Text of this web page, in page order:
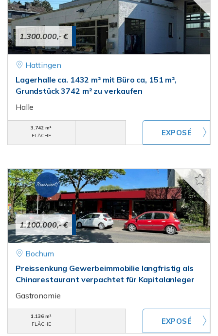
1.300.000,- €
Hattingen
Lagerhalle ca. 1432 m² mit Büro ca, 151 m²,
Grundstück 3742 m² zu verkaufen
Halle
3.742 m²
FLÄCHE
1.100.000,- €
Bochum
Preissenkung Gewerbeimmobilie langfristig als
Chinarestaurant verpachtet für Kapitalanleger
Gastronomie
1.136 m²
FLÄCHE